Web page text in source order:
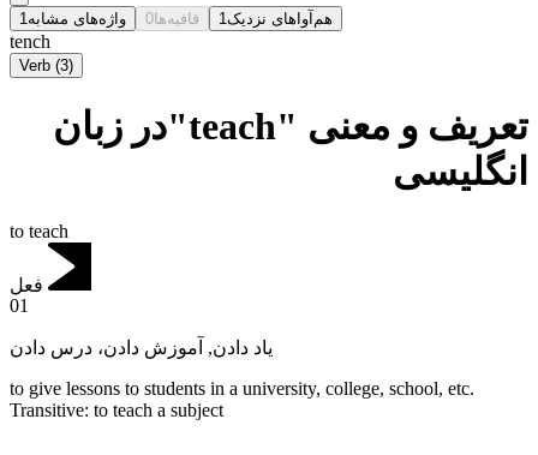
واژه‌های مشابه 1 قافیه‌ها0 هم‌آواهای نزدیک1
tench
Verb (3)
تعریف و معنی "teach"در زبان
انگلیسی
to teach
فعل
01
یاد دادن, آموزش دادن، درس دادن
to give lessons to students in a university, college, school, etc.
Transitive: to teach a subject